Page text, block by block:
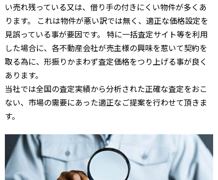
い売れ残っている又は、借り手の付きにくい物件が多くあ
ります。 これは物件が悪い訳では無く、適正な価格設定を
見誤っている事が要因です。 特に一括査定サイト等を利用
した場合に、各不動産会社が売主様の興味を惹いて契約を
取る為に、形振りかまわず査定価格をつり上げる事が良く
あります。
当社では全国の査定実績から分析された正確な査定をおこ
ない、市場の需要にあった適正なご提案を行わせて頂きま
す。